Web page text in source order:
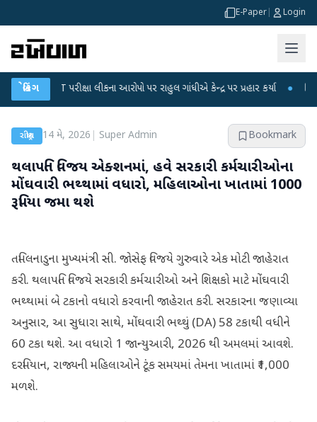
E-Paper Login
બ્રેકિંગ
NET પરીક્ષા લીકના આરોપો પર રાહુલ ગાંધીએ કેન્દ્ર પર પ્રહાર કર્યા ●
રાષ્ટ્રીય 14 મે, 2026 Super Admin Bookmark
થલાપતિ વિજય એક્શનમાં, હવે સરકારી કર્મચારીઓના
મોંઘવારી ભથ્થામાં વધારો, મહિલાઓના ખાતામાં 1000
રૂપિયા જમા થશે
તમિલનાડુના મુખ્યમંત્રી સી. જોસેફ વિજયે ગુરુવારે એક મોટી જાહેરાત
કરી. થલાપતિ વિજયે સરકારી કર્મચારીઓ અને શિક્ષકો માટે મોંઘવારી
ભથ્થામાં બે ટકાનો વધારો કરવાની જાહેરાત કરી. સરકારના જણાવ્યા
અનુસાર, આ સુધારા સાથે, મોંઘવારી ભથ્થું (DA) 58 ટકાથી વધીને
60 ટકા થશે. આ વધારો 1 જાન્યુઆરી, 2026 થી અમલમાં આવશે.
દરમિયાન, રાજ્યની મહિલાઓને ટૂંક સમયમાં તેમના ખાતામાં ₹1,000
મળશે.